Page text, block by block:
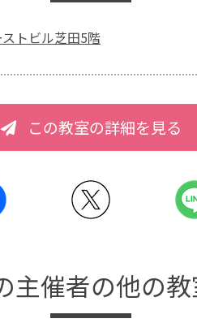
トビル芝田5階
この教室の詳細を見る
主催者の他の